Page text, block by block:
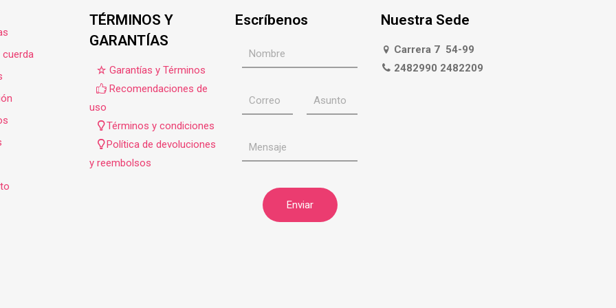
cuerda
TÉRMINOS Y
GARANTÍAS
Garantías y Términos
Recomendaciones de
uso
Términos y condiciones
Política de devoluciones
y reembolsos
Escríbenos Nuestra Sede
Carrera 7 54-99
2482990 2482209